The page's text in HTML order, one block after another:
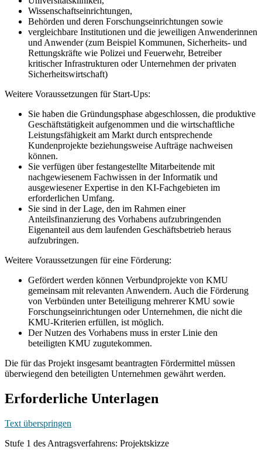
Wissenschaftseinrichtungen,
Behörden und deren Forschungseinrichtungen sowie
vergleichbare Institutionen und die jeweiligen Anwenderinnen
und Anwender (zum Beispiel Kommunen, Sicherheits- und
Rettungskräfte wie Polizei und Feuerwehr, Betreiber
kritischer Infrastrukturen oder Unternehmen der privaten
Sicherheitswirtschaft)
Weitere Voraussetzungen für Start-Ups:
Sie haben die Gründungsphase abgeschlossen, die produktive
Geschäftstätigkeit aufgenommen und die wirtschaftliche
Leistungsfähigkeit am Markt durch entsprechende
Kundenprojekte beziehungsweise Aufträge nachweisen
können.
Sie verfügen über festangestellte Mitarbeitende mit
nachgewiesenem Fachwissen in der Informatik und
ausgewiesener Expertise in den KI-Fachgebieten im
erforderlichen Umfang.
Sie sind in der Lage, den im Rahmen einer
Anteilsfinanzierung des Vorhabens aufzubringenden
Eigenanteil aus dem laufenden Geschäftsbetrieb heraus
aufzubringen.
Weitere Voraussetzungen für eine Förderung:
Gefördert werden können Verbundprojekte von KMU
gemeinsam mit relevanten Anwendern. Auch die Förderung
von Verbünden unter Beteiligung mehrerer KMU sowie
Forschungseinrichtungen oder Unternehmen, die nicht die
KMU-Kriterien erfüllen, ist möglich.
Der Nutzen des Vorhabens muss in erster Linie den
beteiligten KMU zugutekommen.
Die für das Projekt insgesamt beantragten Fördermittel müssen
überwiegend den beteiligten Unternehmen gewährt werden.
Erforderliche Unterlagen
Text überspringen
Stufe 1 des Antragsverfahrens: Projektskizze